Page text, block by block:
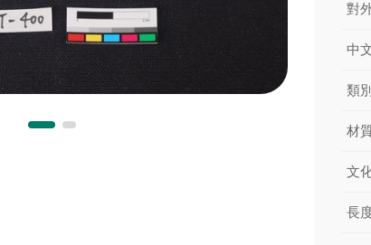
對
中
類別
材
文
長